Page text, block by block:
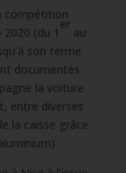
compétition
(du 1
er
au
son terme.
documentés
la voiture
entre diverses
la caisse grâce